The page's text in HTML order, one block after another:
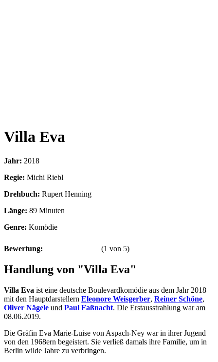
Villa Eva
Jahr: 2018
Regie: Michi Riebl
Drehbuch: Rupert Henning
Länge: 89 Minuten
Genre: Komödie
Bewertung: (1 von 5)
Handlung von "Villa Eva"
Villa Eva ist eine deutsche Boulevardkomödie aus dem Jahr 2018
mit den Hauptdarstellern Eleonore Weisgerber, Reiner Schöne,
Oliver Nägele und Paul Faßnacht. Die Erstausstrahlung war am
08.06.2019.
Die Gräfin Eva Marie-Luise von Aspach-Ney war in ihrer Jugend
von den 1968ern begeistert. Sie verließ damals ihre Familie, um in
Berlin wilde Jahre zu verbringen.